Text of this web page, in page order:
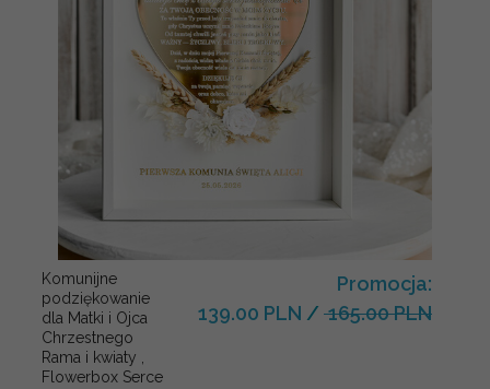
Komunijne
podziękowanie
dla Matki i Ojca
Chrzestnego
Rama i kwiaty ,
Flowerbox Serce
Promocja:
139.00 PLN / 165.00 PLN